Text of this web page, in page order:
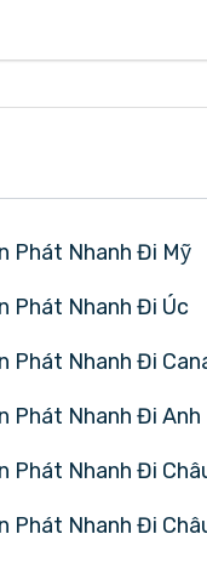
Phát Nhanh Đi Mỹ
Phát Nhanh Đi Úc
Phát Nhanh Đi
Phát Nhanh Đi Anh
Phát Nhanh Đi
Phát Nhanh Đi